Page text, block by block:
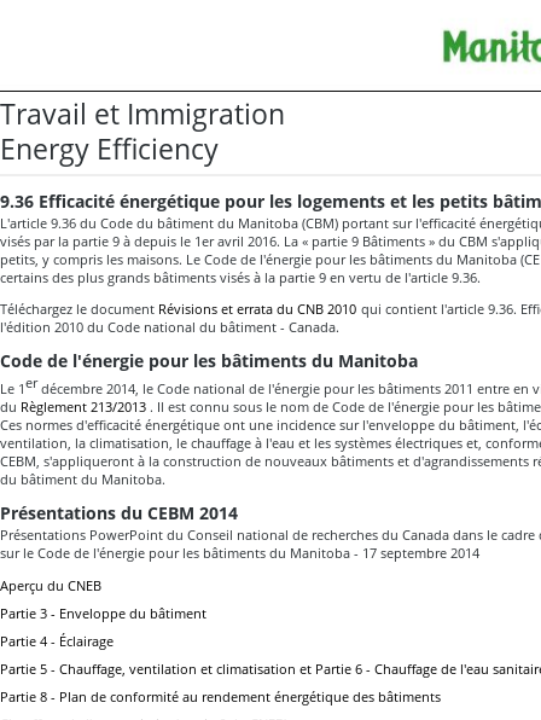
Travail et Immigration
Energy Efficiency
9.36 Efficacité énergétique pour les logements et les petits
L'article 9.36 du Code du bâtiment du Manitoba (CBM) portant sur l'efficacité
visés par la partie 9 à depuis le 1er avril 2016. La « partie 9 Bâtiments » du CBM
petits, y compris les maisons. Le Code de l'énergie pour les bâtiments du Manitoba
certains des plus grands bâtiments visés à la partie 9 en vertu de l'article 9.36.
Téléchargez le document Révisions et errata du CNB 2010 qui contient l'article 9.36.
l'édition 2010 du Code national du bâtiment - Canada.
Code de l'énergie pour les bâtiments du Manitoba
Le 1erdécembre 2014, le Code national de l'énergie pour les bâtiments 2011 entre en
du Règlement 213/2013 . Il est connu sous le nom de Code de l'énergie pour les
Ces normes d'efficacité énergétique ont une incidence sur l'enveloppe du bâtiment,
ventilation, la climatisation, le chauffage à l'eau et les systèmes électriques et,
CEBM, s'appliqueront à la construction de nouveaux bâtiments et d'agrandissements
du bâtiment du Manitoba.
Présentations du CEBM 2014
Présentations PowerPoint du Conseil national de recherches du Canada dans le
sur le Code de l'énergie pour les bâtiments du Manitoba - 17 septembre 2014
Aperçu du CNEB
Partie 3 - Enveloppe du bâtiment
Partie 4 - Éclairage
Partie 5 - Chauffage, ventilation et climatisation et Partie 6 - Chauffage de l'eau
Partie 8 - Plan de conformité au rendement énergétique des bâtiments